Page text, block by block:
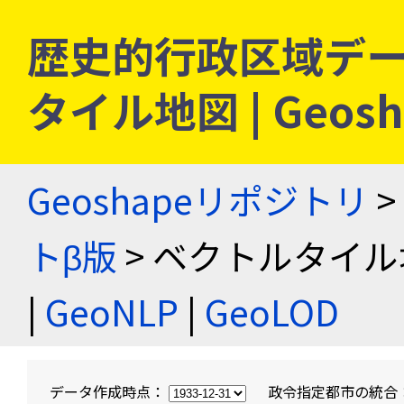
歴史的行政区域デ
タイル地図 |
Geoshapeリポジトリ >
トβ版 > ベクトルタイ
| GeoNLP | GeoLOD
データ作成時点： 政令指定都市の統